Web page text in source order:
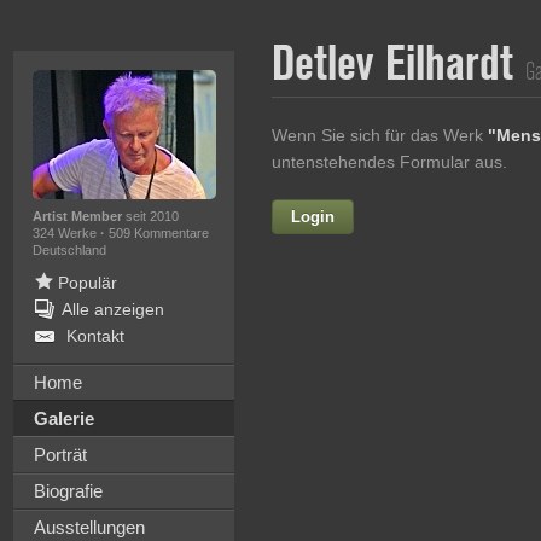
Artist Memberseit 2010
324 Werke · 509 Kommentare
Deutschland
Populär
Alle anzeigen
Kontakt
Home
Galerie
Porträt
Biografie
Ausstellungen
Detlev Eilhardt
Wenn Sie sich für das Werk
untenstehendes Formular aus.
Login